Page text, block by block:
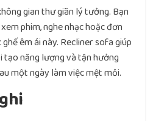
gian thư giãn lý tưởng. Bạn
phim, nghe nhạc hoặc đơn
êm ái này. Recliner sofa giúp
tạo năng lượng và tận hưởng
một ngày làm việc mệt mỏi.